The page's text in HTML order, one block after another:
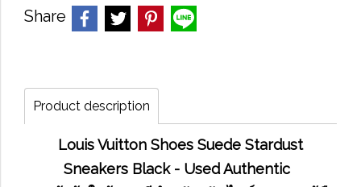
Share
Product description
Louis Vuitton Shoes Suede Stardust
Sneakers Black - Used Authentic